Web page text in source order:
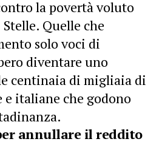
la povertà voluto
Quelle che
solo voci di
diventare uno
centinaia di migliaia di
italiane che godono
annullare il reddito